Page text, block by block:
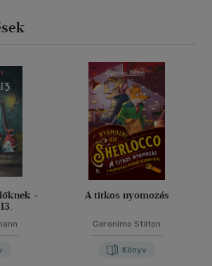
-
A titkos nyomozás
Geronimo Stilton
Könyv